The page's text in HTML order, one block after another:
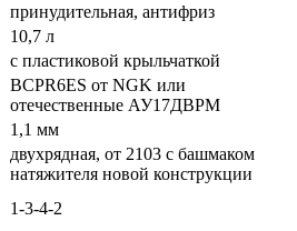
принудительная, антифриз
10,7 л
с пластиковой крыльчаткой
BCPR6ES от NGK или
отечественные АУ17ДВРМ
1,1 мм
двухрядная, от 2103 с башмаком
натяжителя новой конструкции
1-3-4-2